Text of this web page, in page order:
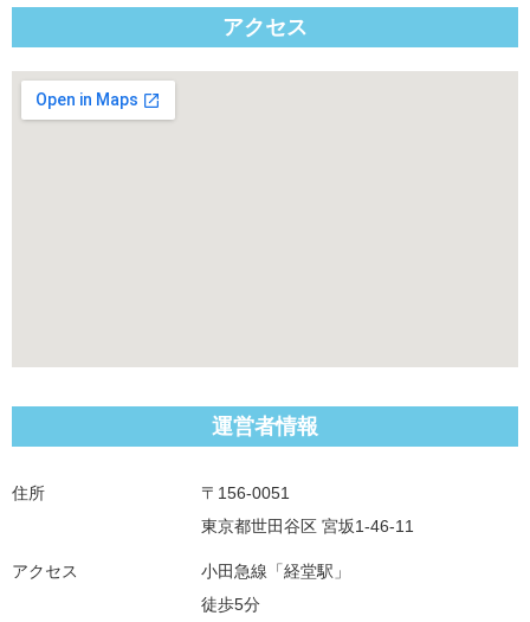
アクセス
運営者情報
住所
〒156-0051
東京都世田谷区 宮坂1-46-11
アクセス
小田急線「経堂駅」
徒歩5分